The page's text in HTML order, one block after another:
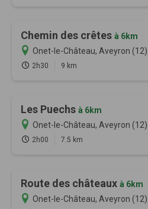
Chemin des crêtes à 6km
Onet-le-Château, Aveyron (12)
2h30 9 km
Les Puechs à 6km
Onet-le-Château, Aveyron (12)
2h00 7.5 km
Route des châteaux à 6km
Onet-le-Château, Aveyron (12)